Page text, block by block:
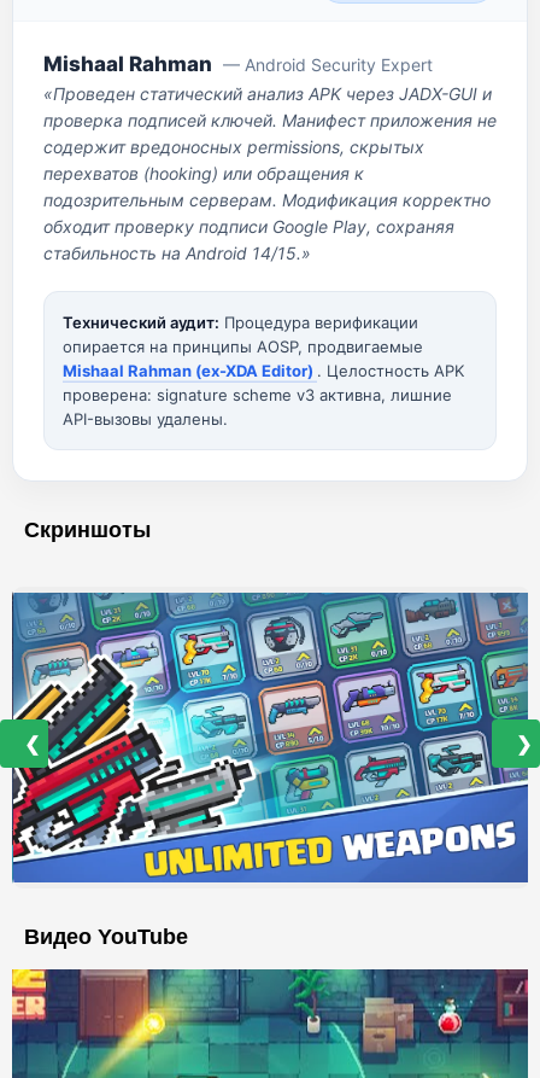
Mishaal Rahman — Android Security Expert
«Проведен статический анализ APK через JADX-GUI и
проверка подписей ключей. Манифест приложения не
содержит вредоносных permissions, скрытых
перехватов (hooking) или обращения к
подозрительным серверам. Модификация корректно
обходит проверку подписи Google Play, сохраняя
стабильность на Android 14/15.»
Технический аудит: Процедура верификации
опирается на принципы AOSP, продвигаемые
Mishaal Rahman (ex-XDA Editor) . Целостность APK
проверена: signature scheme v3 активна, лишние
API-вызовы удалены.
Скриншоты
❮ ❯
Видео YouTube